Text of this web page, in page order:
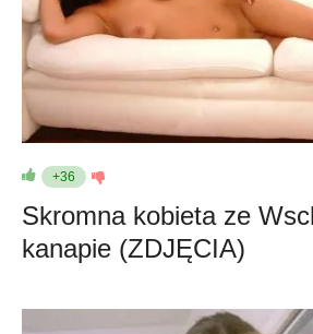
+36
Skromna kobieta ze
kanapie (ZDJĘCIA)